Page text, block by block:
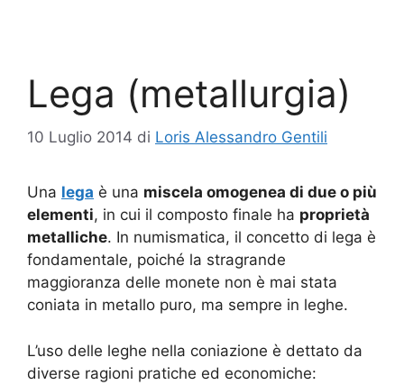
Lega (metallurgia)
10 Luglio 2014 di Loris Alessandro Gentili
Una lega è una miscela omogenea di due o più
elementi, in cui il composto finale ha proprietà
metalliche. In numismatica, il concetto di lega è
fondamentale, poiché la stragrande
maggioranza delle monete non è mai stata
coniata in metallo puro, ma sempre in leghe.
L’uso delle leghe nella coniazione è dettato da
diverse ragioni pratiche ed economiche: